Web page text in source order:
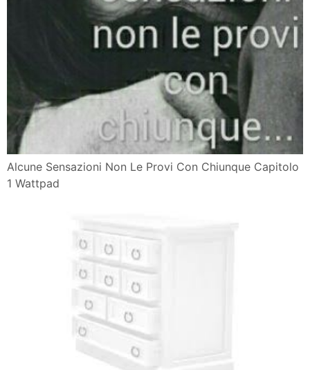
Alcune Sensazioni Non Le Provi Con Chiunque Capitolo
1 Wattpad